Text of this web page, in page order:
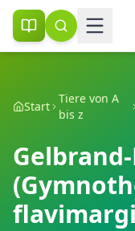
Start
Tiere von A
bis z